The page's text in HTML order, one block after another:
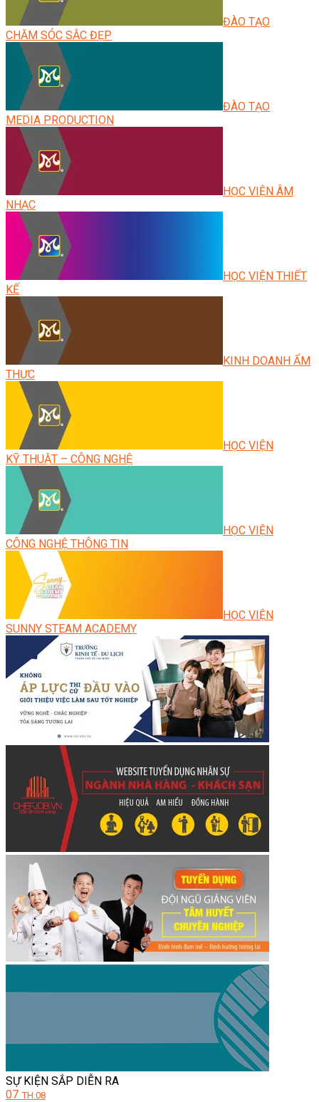
ĐÀO TẠO
CHĂM SÓC SẮC ĐẸP
ĐÀO TẠO
MEDIA PRODUCTION
HỌC VIỆN ÂM
NHẠC
HỌC VIỆN THIẾT
KẾ
KINH DOANH ẨM
THỰC
HỌC VIỆN
KỸ THUẬT – CÔNG NGHỆ
HỌC VIỆN
CÔNG NGHỆ THÔNG TIN
HỌC VIỆN
SUNNY STEAM ACADEMY
SỰ KIỆN SẮP DIỄN RA
07 TH.08